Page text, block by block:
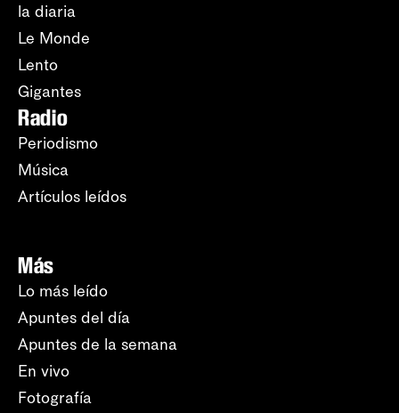
la diaria
Le Monde
Lento
Gigantes
Radio
Periodismo
Música
Artículos leídos
Más
Lo más leído
Apuntes del día
Apuntes de la semana
En vivo
Fotografía